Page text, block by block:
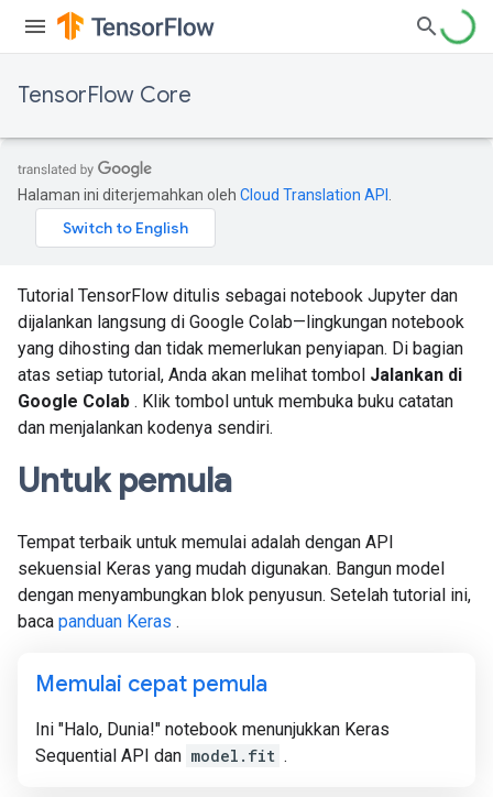
TensorFlow Core
Halaman ini diterjemahkan oleh Cloud Translation API
Tutorial TensorFlow ditulis sebagai notebook Jupyter dan
dijalankan langsung di Google Colab—lingkungan notebook
yang dihosting dan tidak memerlukan penyiapan. Di bagian
atas setiap tutorial, Anda akan melihat tombol Jalankan di
Google Colab . Klik tombol untuk membuka buku catatan
dan menjalankan kodenya sendiri.
Untuk pemula
Tempat terbaik untuk memulai adalah dengan API
sekuensial Keras yang mudah digunakan. Bangun model
dengan menyambungkan blok penyusun. Setelah tutorial ini,
baca panduan Keras .
Memulai cepat pemula
Ini "Halo, Dunia!" notebook menunjukkan Keras
Sequential API dan model.fit .